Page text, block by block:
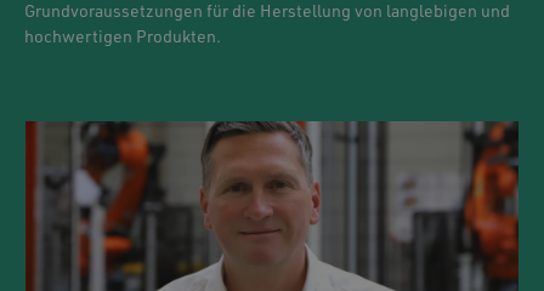
Grundvoraussetzungen für die Herstellung von langlebigen und
hochwertigen Produkten.